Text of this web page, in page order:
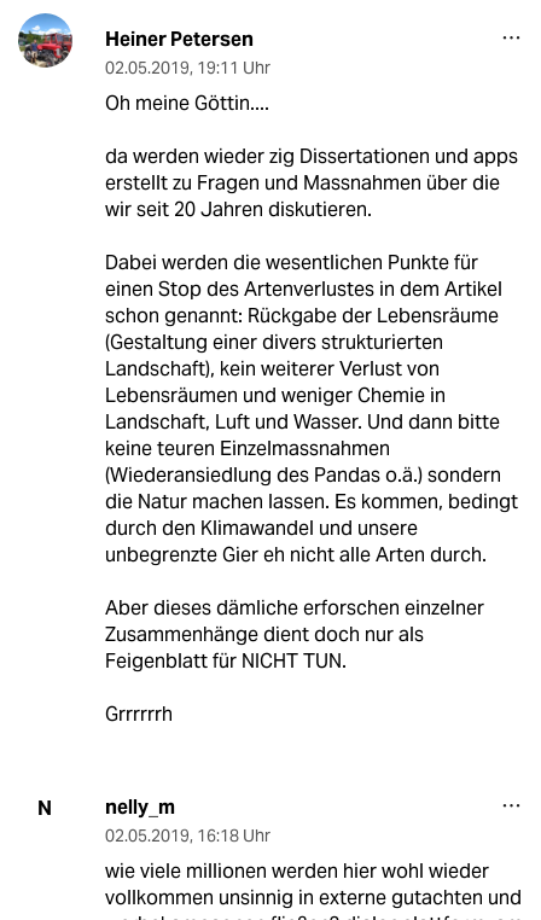
Heiner Petersen
02.05.2019, 19:11 Uhr
Oh meine Göttin....
da werden wieder zig Dissertationen und apps
erstellt zu Fragen und Massnahmen über die
wir seit 20 Jahren diskutieren.
Dabei werden die wesentlichen Punkte für
einen Stop des Artenverlustes in dem Artikel
schon genannt: Rückgabe der Lebensräume
(Gestaltung einer divers strukturierten
Landschaft), kein weiterer Verlust von
Lebensräumen und weniger Chemie in
Landschaft, Luft und Wasser. Und dann bitte
keine teuren Einzelmassnahmen
(Wiederansiedlung des Pandas o.ä.) sondern
die Natur machen lassen. Es kommen, bedingt
durch den Klimawandel und unsere
unbegrenzte Gier eh nicht alle Arten durch.
Aber dieses dämliche erforschen einzelner
Zusammenhänge dient doch nur als
Feigenblatt für NICHT TUN.
Grrrrrrh
N nelly_m
02.05.2019, 16:18 Uhr
wie viele millionen werden hier wohl wieder
vollkommen unsinnig in externe gutachten und